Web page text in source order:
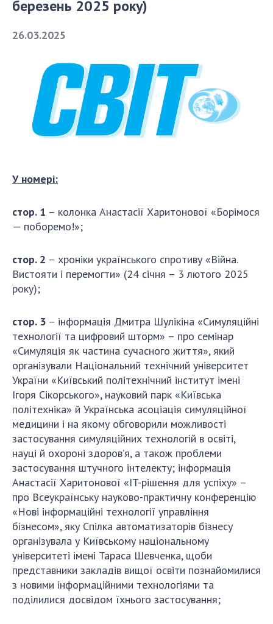
СТРУКТУРА
Президія НАН України
Апарат Президії
Секція фізико-технічних і математичних
наук
Секція хімічних і біологічних наук
Ради, комітети та комісії
Громадські організації
ДІЯЛЬНІСТЬ
Засідання Президії НАН України
Сесії Загальних зборів НАН України
Річні звіти НАН України
Річні фінансові звіти НАН України
Наукові публікації та видавнича діяльність
Охорона прав інтелектуальної власності та
трансфер технологій в наукових установах
Наукові об'єкти, що становлять національне
надбання
Центри колективного користування
науковими приладами НАН України
Оцінювання ефективності діяльності
наукових установ
Конкурси наукових досліджень НАН України
Відкрита наука в НАН України
Підготовка наукових кадрів
Робота з молоддю
березень 2025 року)
26.03.2025
У номері:
стор. 1 – колонка Анастасії Харитонової «Борімося
— поборемо!»;
стор. 2 – хроніки українського спротиву «Війна.
Вистояти і перемогти» (24 січня – 3 лютого 2025
року);
стор. 3 – інформація Дмитра Шулікіна «Симуляційні
технології та цифровий шторм» – про семінар
«Симуляція як частина сучасного життя», який
організували Національний технічний університет
України «Київський політехнічний інститут імені
Ігоря Сікорського», науковий парк «Київська
політехніка» й Українська асоціація симуляційної
медицини і на якому обговорили можливості
застосування симуляційних технологій в освіті,
науці й охороні здоров’я, а також проблеми
застосування штучного інтелекту; інформація
Анастасії Харитонової «IT-рішення для успіху» –
про Всеукраїнську науково-практичну конференцію
«Нові інформаційні технології управління
бізнесом», яку Спілка автоматизаторів бізнесу
організувала у Київському національному
університеті імені Тараса Шевченка, щоби
представники закладів вищої освіти познайомилися
з новими інформаційними технологіями та
поділилися досвідом їхнього застосування;